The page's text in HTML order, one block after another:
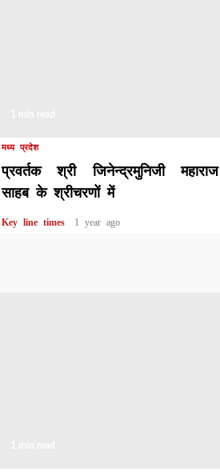
मध्य प्रदेश
प्रवर्तक श्री जिनेन्द्रमुनिजी महाराज
साहब के श्रीचरणों में
Key line times 1 year ago